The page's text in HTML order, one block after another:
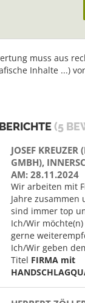
muss aus
Inhalte ...)
(5
JOSEF KREUZER
GMBH),
AM: 28.11.2024
Wir arbeiten mit
Jahre zusammen
sind immer top
Ich/Wir
gerne
Ich/Wir geben
Titel FIRMA mit